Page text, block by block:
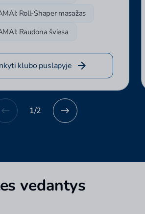
Roll-Shaper masažas
Raudona šviesa
klubo puslapyje
1/2
vedantys